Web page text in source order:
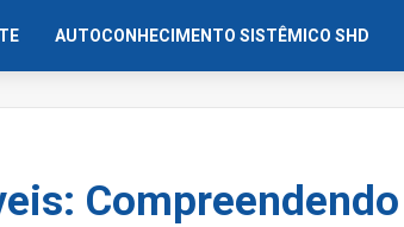
AUTOCONHECIMENTO SISTÊMICO SHD
Compreendendo